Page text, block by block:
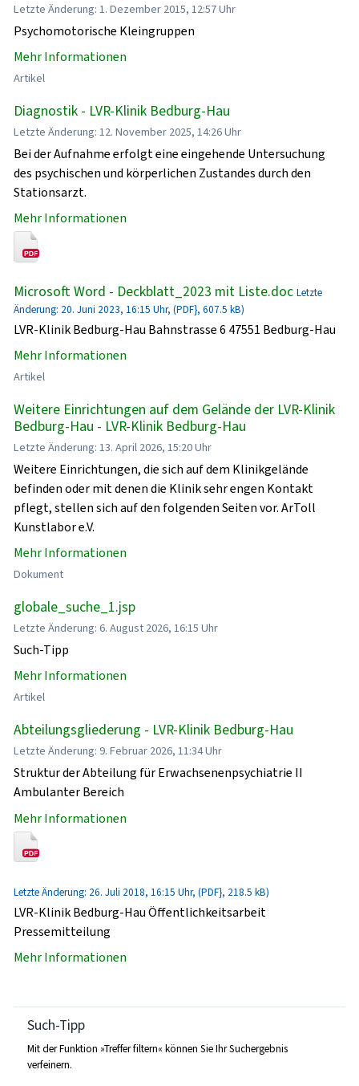
Letzte Änderung: 1. Dezember 2015, 12:57 Uhr
Psychomotorische Kleingruppen
Mehr Informationen
Artikel
Diagnostik - LVR-Klinik Bedburg-Hau
Letzte Änderung: 12. November 2025, 14:26 Uhr
Bei der Aufnahme erfolgt eine eingehende Untersuchung
des psychischen und körperlichen Zustandes durch den
Stationsarzt.
Mehr Informationen
Microsoft Word - Deckblatt_2023 mit Liste.doc Letzte
Änderung: 20. Juni 2023, 16:15 Uhr, (PDF}, 607.5 kB)
LVR-Klinik Bedburg-Hau Bahnstrasse 6 47551 Bedburg-Hau
Mehr Informationen
Artikel
Weitere Einrichtungen auf dem Gelände der LVR-Klinik
Bedburg-Hau - LVR-Klinik Bedburg-Hau
Letzte Änderung: 13. April 2026, 15:20 Uhr
Weitere Einrichtungen, die sich auf dem Klinikgelände
befinden oder mit denen die Klinik sehr engen Kontakt
pflegt, stellen sich auf den folgenden Seiten vor. ArToll
Kunstlabor e.V.
Mehr Informationen
Dokument
globale_suche_1.jsp
Letzte Änderung: 6. August 2026, 16:15 Uhr
Such-Tipp
Mehr Informationen
Artikel
Abteilungsgliederung - LVR-Klinik Bedburg-Hau
Letzte Änderung: 9. Februar 2026, 11:34 Uhr
Struktur der Abteilung für Erwachsenenpsychiatrie II
Ambulanter Bereich
Mehr Informationen
Letzte Änderung: 26. Juli 2018, 16:15 Uhr, (PDF}, 218.5 kB)
LVR-Klinik Bedburg-Hau Öffentlichkeitsarbeit
Pressemitteilung
Mehr Informationen
Such-Tipp
Mit der Funktion »Treffer filtern« können Sie Ihr Suchergebnis
verfeinern.